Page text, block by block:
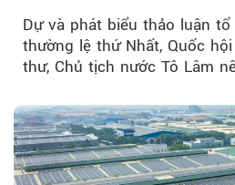
Dự và phát biểu thảo luận
thường lệ thứ Nhất, Quốc
thư, Chủ tịch nước Tô Lâm